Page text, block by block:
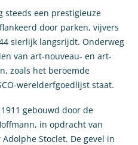
steeds een prestigieuze
door parken, vijvers
sierlijk langsrijdt. Onderweg
van art-nouveau- en art-
zoals het beroemde
werelderfgoedlijst staat.
gebouwd door de
in opdracht van
Stoclet. De gevel in